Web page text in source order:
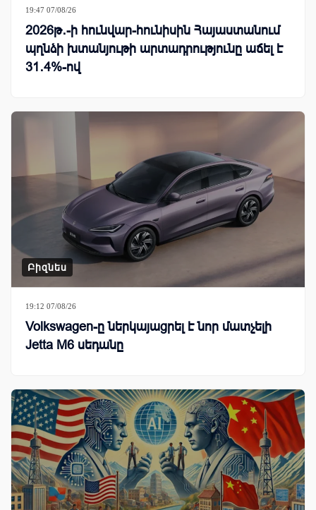
19:47 07/08/26
2026թ․-ի հունվար-հունիսին Հայաստանում
պղնձի խտանյութի արտադրությունը աճել է
31․4%-ով
Բիզնես
19:12 07/08/26
Volkswagen-ը ներկայացրել է նոր մատչելի
Jetta M6 սեդանը